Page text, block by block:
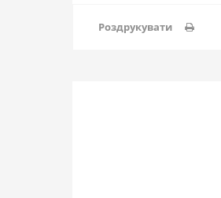
Роздрукувати